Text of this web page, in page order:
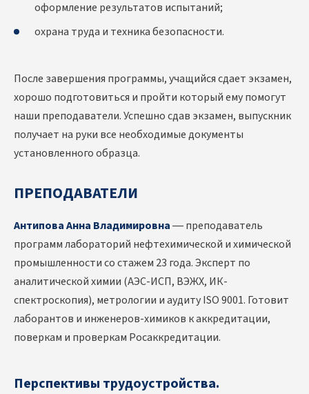
оформление результатов испытаний;
охрана труда и техника безопасности.
После завершения программы, учащийся сдает экзамен,
хорошо подготовиться и пройти который ему помогут
наши преподаватели. Успешно сдав экзамен, выпускник
получает на руки все необходимые документы
установленного образца.
ПРЕПОДАВАТЕЛИ
Антипова Анна Владимировна— преподаватель
программ лабораторий нефтехимической и химической
промышленности со стажем 23 года. Эксперт по
аналитической химии (АЭС-ИСП, ВЭЖХ, ИК-
спектроскопия), метрологии и аудиту ISO 9001. Готовит
лаборантов и инженеров-химиков к аккредитации,
поверкам и проверкам Росаккредитации.
Перспективы трудоустройства.